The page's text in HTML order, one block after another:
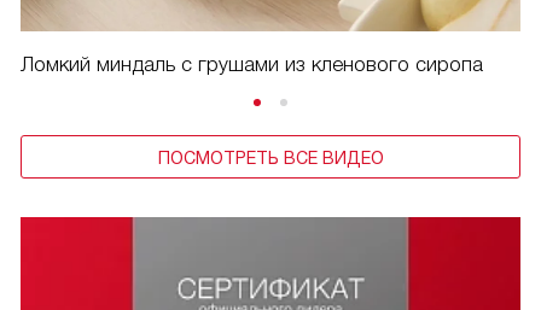
Ломкий миндаль с грушами из кленового сиропа
ПОСМОТРЕТЬ ВСЕ ВИДЕО